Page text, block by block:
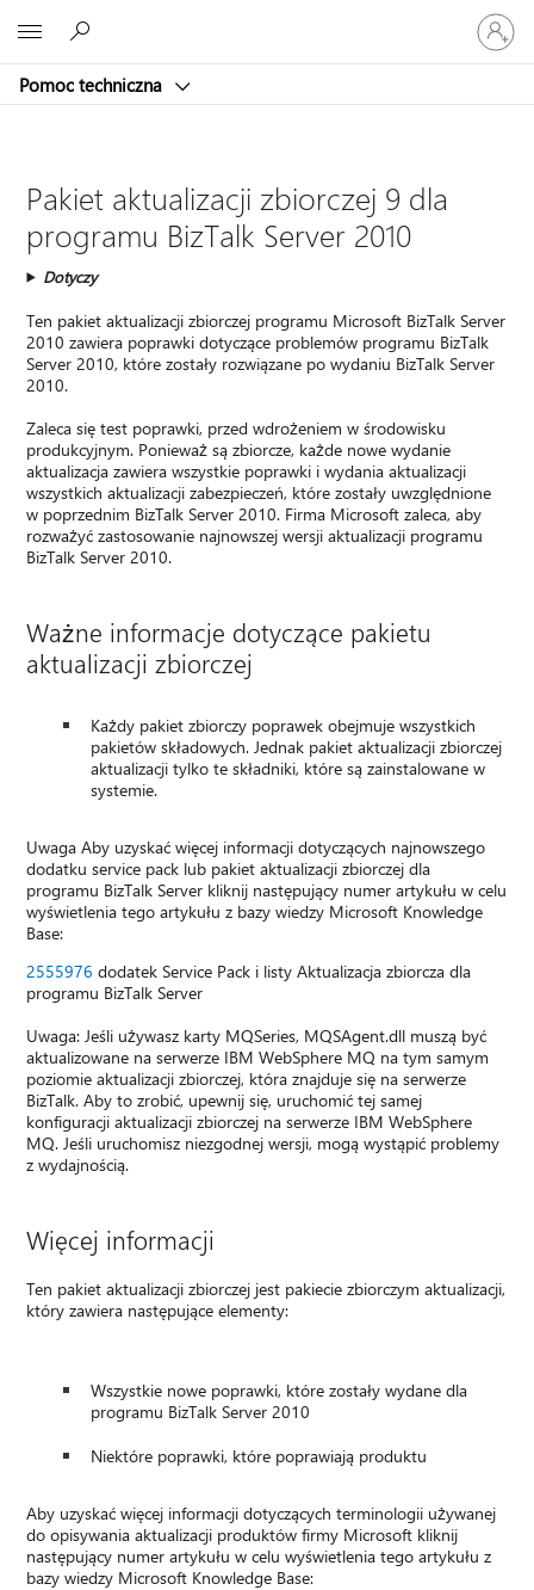
Pomoc techniczna
Zaloguj
się
do
konta
Pakiet aktualizacji zbiorczej 9 dla
programu BizTalk Server 2010
Dotyczy
Ten pakiet aktualizacji zbiorczej programu Microsoft BizTalk Server
2010 zawiera poprawki dotyczące problemów programu BizTalk
Server 2010, które zostały rozwiązane po wydaniu BizTalk Server
2010.
Zaleca się test poprawki, przed wdrożeniem w środowisku
produkcyjnym. Ponieważ są zbiorcze, każde nowe wydanie
aktualizacja zawiera wszystkie poprawki i wydania aktualizacji
wszystkich aktualizacji zabezpieczeń, które zostały uwzględnione
w poprzednim BizTalk Server 2010. Firma Microsoft zaleca, aby
rozważyć zastosowanie najnowszej wersji aktualizacji programu
BizTalk Server 2010.
Ważne informacje dotyczące pakietu
aktualizacji zbiorczej
Każdy pakiet zbiorczy poprawek obejmuje wszystkich
pakietów składowych. Jednak pakiet aktualizacji zbiorczej
aktualizacji tylko te składniki, które są zainstalowane w
systemie.
Uwaga Aby uzyskać więcej informacji dotyczących najnowszego
dodatku service pack lub pakiet aktualizacji zbiorczej dla
programu BizTalk Server kliknij następujący numer artykułu w celu
wyświetlenia tego artykułu z bazy wiedzy Microsoft Knowledge
Base:
2555976 dodatek Service Pack i listy Aktualizacja zbiorcza dla
programu BizTalk Server
Uwaga: Jeśli używasz karty MQSeries, MQSAgent.dll muszą być
aktualizowane na serwerze IBM WebSphere MQ na tym samym
poziomie aktualizacji zbiorczej, która znajduje się na serwerze
BizTalk. Aby to zrobić, upewnij się, uruchomić tej samej
konfiguracji aktualizacji zbiorczej na serwerze IBM WebSphere
MQ. Jeśli uruchomisz niezgodnej wersji, mogą wystąpić problemy
z wydajnością.
Więcej informacji
Ten pakiet aktualizacji zbiorczej jest pakiecie zbiorczym aktualizacji,
który zawiera następujące elementy:
Wszystkie nowe poprawki, które zostały wydane dla
programu BizTalk Server 2010
Niektóre poprawki, które poprawiają produktu
Aby uzyskać więcej informacji dotyczących terminologii używanej
do opisywania aktualizacji produktów firmy Microsoft kliknij
następujący numer artykułu w celu wyświetlenia tego artykułu z
bazy wiedzy Microsoft Knowledge Base: